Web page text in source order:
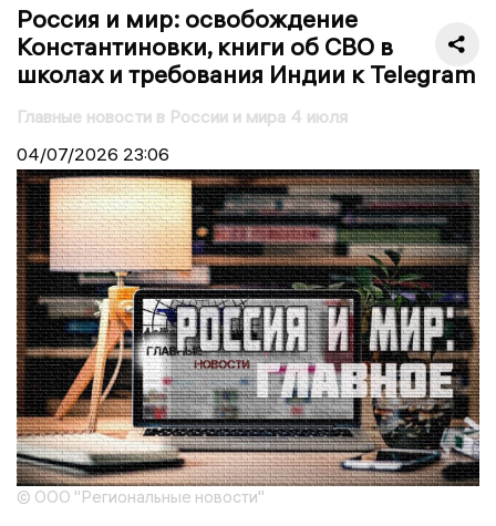
Россия и мир: освобождение
Константиновки, книги об СВО в
школах и требования Индии к Telegram
Главные новости в России и мира 4 июля
04/07/2026 23:06
© ООО "Региональные новости"